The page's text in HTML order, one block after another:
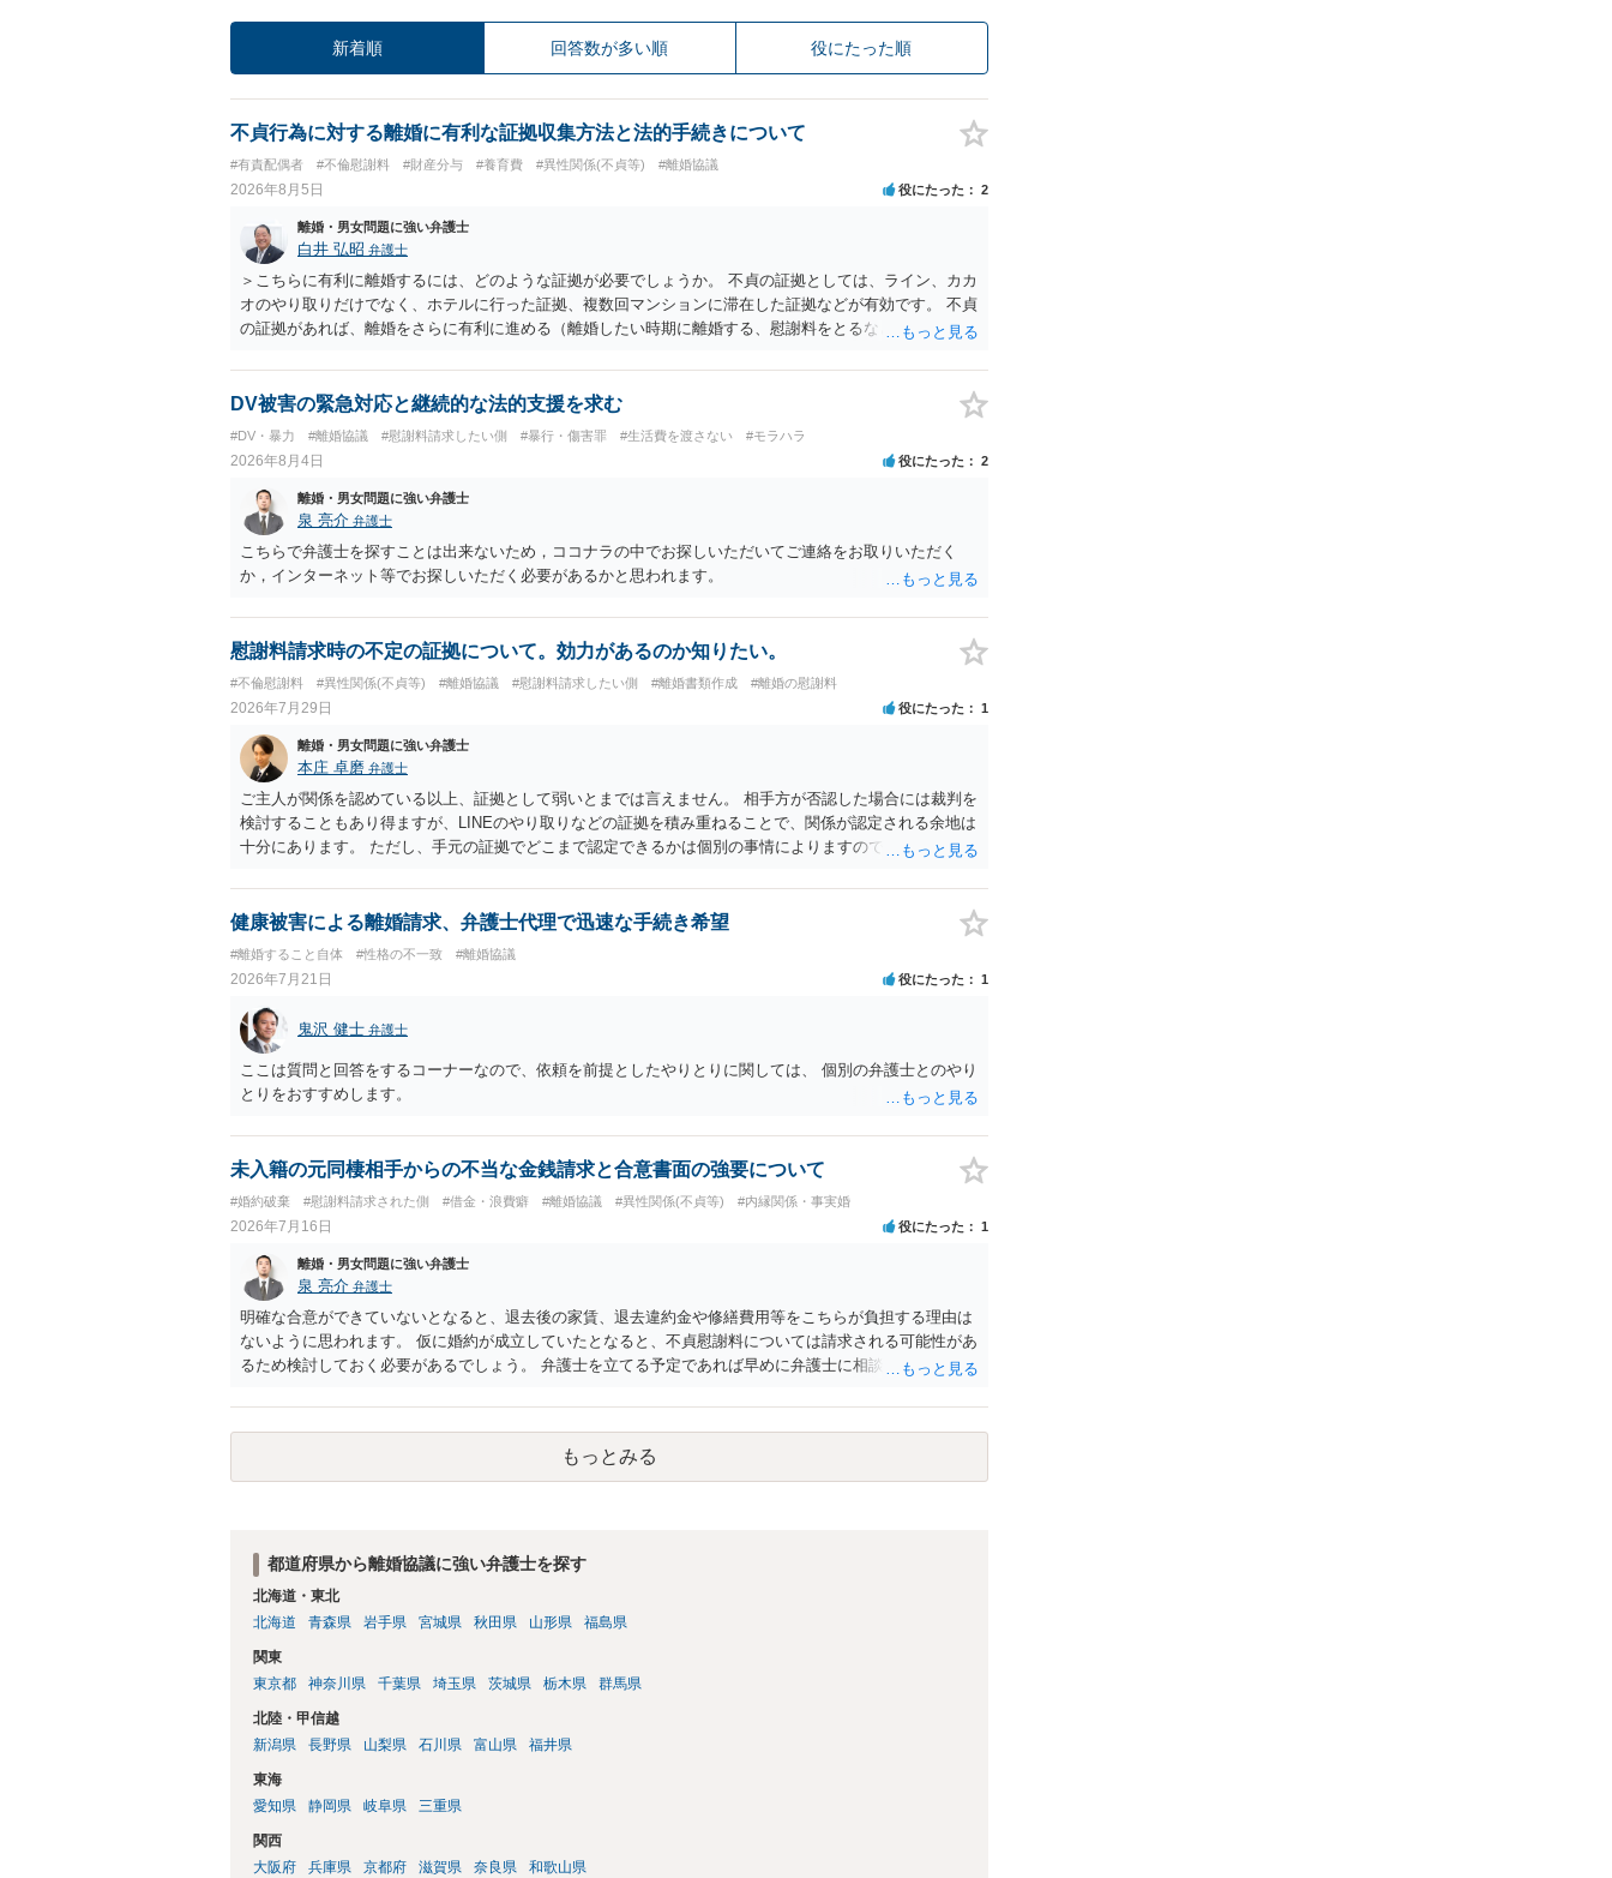
新着順 回答数が多い順 役にたった順
不貞行為に対する離婚に有利な証拠収集方法と法的手続きについて
#有責配偶者 #不倫慰謝料 #財産分与 #養育費 #異性関係(不貞等) #離婚協議
2026年8月5日 役にたった 2
離婚・男女問題に強い弁護士
白井 弘昭 弁護士
＞こちらに有利に離婚するには、どのような証拠が必要でしょうか。 不貞の証拠としては、ライン、カカ
オのやり取りだけでなく、ホテルに行った証拠、複数回マンションに滞在した証拠などが有効です。 不貞
の証拠があれば、離婚をさらに有利に進める（離婚したい時期に離婚する、慰謝料をとるなど）ことがで
がありますので、ご注意ください。 以上、ご参考まで。
DV被害の緊急対応と継続的な法的支援を求む
#DV・暴力 #離婚協議 #慰謝料請求したい側 #暴行・傷害罪 #生活費を渡さない #モラハラ
2026年8月4日 役にたった 2
離婚・男女問題に強い弁護士
泉 亮介 弁護士
こちらで弁護士を探すことは出来ないため，ココナラの中でお探しいただいてご連絡をお取りいただく
か，インターネット等でお探しいただく必要があるかと思われます。
慰謝料請求時の不定の証拠について。効力があるのか知りたい。
#不倫慰謝料 #異性関係(不貞等) #離婚協議 #慰謝料請求したい側 #離婚書類作成 #離婚の慰謝料
2026年7月29日 役にたった 1
離婚・男女問題に強い弁護士
本庄 卓磨 弁護士
ご主人が関係を認めている以上、証拠として弱いとまでは言えません。 相手方が否認した場合には裁判を
検討することもあり得ますが、LINEのやり取りなどの証拠を積み重ねることで、関係が認定される余地は
十分にあります。 ただし、手元の証拠でどこまで認定できるかは個別の事情によりますので、お早めに弁
健康被害による離婚請求、弁護士代理で迅速な手続き希望
#離婚すること自体 #性格の不一致 #離婚協議
2026年7月21日 役にたった 1
鬼沢 健士 弁護士
ここは質問と回答をするコーナーなので、依頼を前提としたやりとりに関しては、 個別の弁護士とのやり
とりをおすすめします。
未入籍の元同棲相手からの不当な金銭請求と合意書面の強要について
#婚約破棄 #慰謝料請求された側 #借金・浪費癖 #離婚協議 #異性関係(不貞等) #内縁関係・事実婚
2026年7月16日 役にたった 1
離婚・男女問題に強い弁護士
泉 亮介 弁護士
明確な合意ができていないとなると、退去後の家賃、退去違約金や修繕費用等をこちらが負担する理由は
ないように思われます。 仮に婚約が成立していたとなると、不貞慰謝料については請求される可能性があ
るため検討しておく必要があるでしょう。 弁護士を立てる予定であれば早めに弁護士に相談し、弁護士か
もっとみる
都道府県から離婚協議に強い弁護士を探す
北海道・東北
北海道
青森県 岩手県 宮城県 秋田県 山形県 福島県
関東
東京都
神奈川県 千葉県 埼玉県 茨城県 栃木県 群馬県
北陸・甲信越
新潟県
長野県 山梨県 石川県 富山県 福井県
東海
愛知県
静岡県 岐阜県 三重県
関西
大阪府
兵庫県 京都府 滋賀県 奈良県 和歌山県